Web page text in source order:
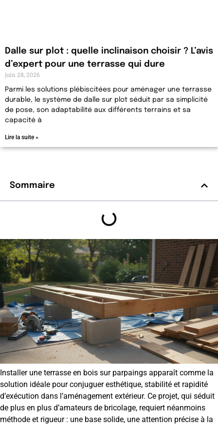
Sommaire
Installer une terrasse en bois sur parpaings apparaît comme la
solution idéale pour conjuguer esthétique, stabilité et rapidité
d’exécution dans l’aménagement extérieur. Ce projet, qui séduit
de plus en plus d’amateurs de bricolage, requiert néanmoins
méthode et rigueur : une base solide, une attention précise à la
Dalle sur plot : quelle inclinaison choisir ? L’avis
d’expert pour une terrasse qui dure
juin 28, 2026
Parmi les solutions plébiscitées pour aménager une terrasse
durable, le système de dalle sur plot séduit par sa simplicité
de pose, son adaptabilité aux différents terrains et sa
capacité à
Lire la suite »